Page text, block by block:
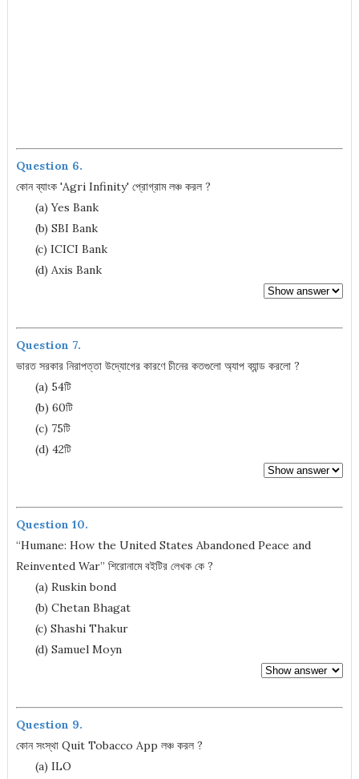
Question 6.
কোন ব্যাংক 'Agri Infinity' প্রোগ্রাম লঞ্চ করল ?
(a) Yes Bank
(b) SBI Bank
(c) ICICI Bank
(d) Axis Bank
Question 7.
ভারত সরকার নিরাপত্তা উদ্যোগের কারণে চীনের কতগুলো অ্যাপ ব্যান্ড করলো ?
(a) 54টি
(b) 60টি
(c) 75টি
(d) 42টি
Question 10.
“Humane: How the United States Abandoned Peace and
Reinvented War” শিরোনামে বইটির লেখক কে ?
(a) Ruskin bond
(b) Chetan Bhagat
(c) Shashi Thakur
(d) Samuel Moyn
Question 9.
কোন সংস্থা Quit Tobacco App লঞ্চ করল ?
(a) ILO